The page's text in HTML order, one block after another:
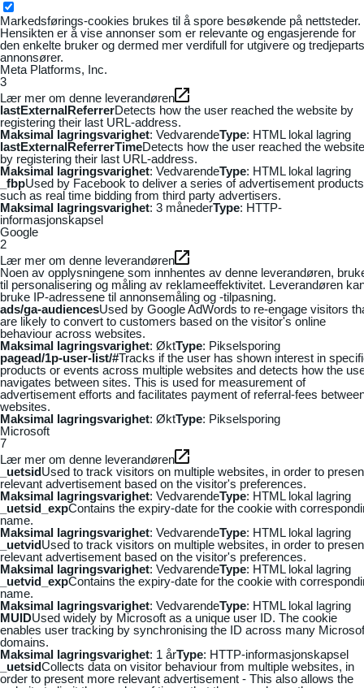
Markedsførings-cookies brukes til å spore besøkende på nettsteder.
Hensikten er å vise annonser som er relevante og engasjerende for
den enkelte bruker og dermed mer verdifull for utgivere og tredjeparts
annonsører.
Meta Platforms, Inc.
3
Lær mer om denne leverandøren
lastExternalReferrerDetects how the user reached the website by
registering their last URL-address.
Maksimal lagringsvarighet: VedvarendeType: HTML lokal lagring
lastExternalReferrerTimeDetects how the user reached the website
by registering their last URL-address.
Maksimal lagringsvarighet: VedvarendeType: HTML lokal lagring
_fbpUsed by Facebook to deliver a series of advertisement products
such as real time bidding from third party advertisers.
Maksimal lagringsvarighet: 3 månederType: HTTP-
informasjonskapsel
Google
2
Lær mer om denne leverandøren
Noen av opplysningene som innhentes av denne leverandøren,
til personalisering og måling av reklameeffektivitet. Leverandøren
bruke IP-adressene til annonsemåling og -tilpasning.
ads/ga-audiencesUsed by Google AdWords to re-engage visitors
are likely to convert to customers based on the visitor's online
behaviour across websites.
Maksimal lagringsvarighet: ØktType: Pikselsporing
pagead/1p-user-list/#Tracks if the user has shown interest in
products or events across multiple websites and detects how the
navigates between sites. This is used for measurement of
advertisement efforts and facilitates payment of referral-fees
websites.
Maksimal lagringsvarighet: ØktType: Pikselsporing
Microsoft
7
Lær mer om denne leverandøren
_uetsidUsed to track visitors on multiple websites, in order to
relevant advertisement based on the visitor's preferences.
Maksimal lagringsvarighet: VedvarendeType: HTML lokal lagring
_uetsid_expContains the expiry-date for the cookie with
name.
Maksimal lagringsvarighet: VedvarendeType: HTML lokal lagring
_uetvidUsed to track visitors on multiple websites, in order to
relevant advertisement based on the visitor's preferences.
Maksimal lagringsvarighet: VedvarendeType: HTML lokal lagring
_uetvid_expContains the expiry-date for the cookie with
name.
Maksimal lagringsvarighet: VedvarendeType: HTML lokal lagring
MUIDUsed widely by Microsoft as a unique user ID. The cookie
enables user tracking by synchronising the ID across many
domains.
Maksimal lagringsvarighet: 1 årType: HTTP-informasjonskapsel
_uetsidCollects data on visitor behaviour from multiple websites, in
order to present more relevant advertisement - This also allows the